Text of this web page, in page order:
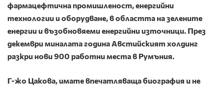
фармацефтична промишленост, енергийни
технологии и оборудване, в областта на зелените
енергии и възобновяеми енергийни източници. През
декември миналата година Австийският холдинг
разкри нови 900 работни места в Румъния.
Г-жо Цакова, имате впечатляваща биография и не